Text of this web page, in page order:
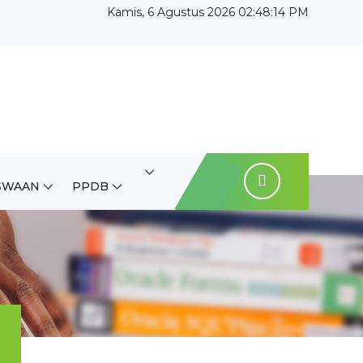
Kamis, 6 Agustus 2026 02:48:15 PM
PPDB